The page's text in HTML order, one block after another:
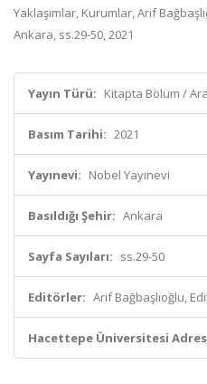
Yaklaşımlar, Kurumlar, Arif
Ankara, ss.29-50, 2021
Yayın Türü: Kitapta Bölüm /
Basım Tarihi: 2021
Yayınevi: Nobel Yayınevi
Basıldığı Şehir: Ankara
Sayfa Sayıları: ss.29-50
Editörler: Arif Bağbaşlıoğlu,
Hacettepe Üniversitesi